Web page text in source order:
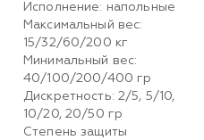
Исполнение: напольные
Максимальный вес:
15/32/60/200 кг
Минимальный вес:
40/100/200/400 гр
Дискретность: 2/5, 5/10,
10/20, 20/50 гр
Степень защиты